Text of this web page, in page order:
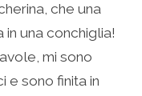
che una
una conchiglia!
mi sono
e sono finita in